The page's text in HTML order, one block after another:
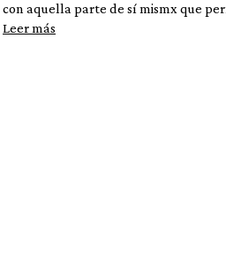
con aquella parte de sí mismx que
Leer más